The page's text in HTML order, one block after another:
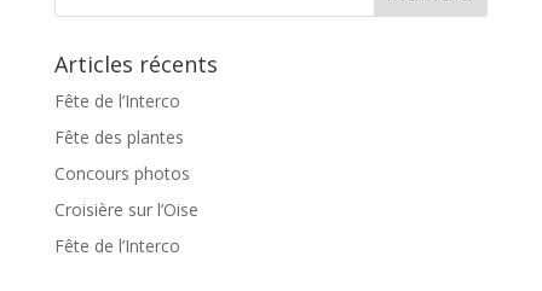
Articles récents
Fête de l’Interco
Fête des plantes
Concours photos
Croisière sur l’Oise
Fête de l’Interco